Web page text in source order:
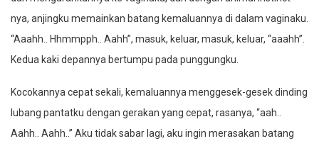
nya, anjingku memainkan batang kemaluannya di dalam vaginaku.
“Aaahh.. Hhmmpph.. Aahh”, masuk, keluar, masuk, keluar, “aaahh”.
Kedua kaki depannya bertumpu pada punggungku.
Kocokannya cepat sekali, kemaluannya menggesek-gesek dinding
lubang pantatku dengan gerakan yang cepat, rasanya, “aah..
Aahh.. Aahh..” Aku tidak sabar lagi, aku ingin merasakan batang